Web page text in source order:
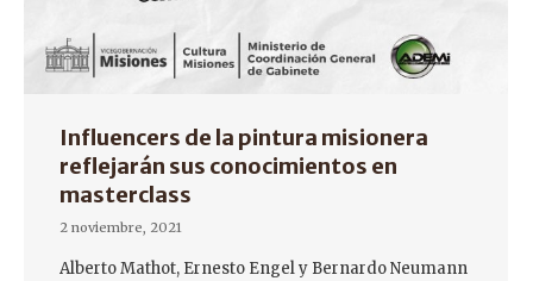
Influencers de la pintura misionera
reflejarán sus conocimientos en
masterclass
2 noviembre, 2021
Alberto Mathot, Ernesto Engel y Bernardo Neumann